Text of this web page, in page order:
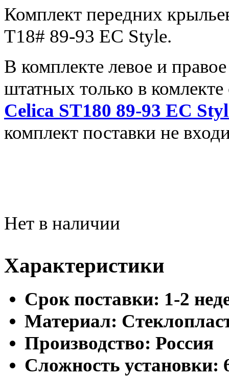
Комплект передних
T18# 89-93 EC Style.
В комплекте левое и
штатных только в
Celica ST180 89-93 EC
комплект поставки не
Нет в наличии
Характеристики
Cрок поставки: 1-2
Материал:
Производство: Россия
Сложность установки: